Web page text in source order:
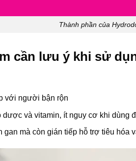
Thành phần của
cần lưu ý khi sử
với người bận rộn
dược và vitamin, ít nguy cơ khi dùng
gan mà còn gián tiếp hỗ trợ tiêu hóa